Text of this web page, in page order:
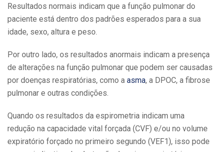
Resultados normais indicam que a função pulmonar do
paciente está dentro dos padrões esperados para a sua
idade, sexo, altura e peso.
Por outro lado, os resultados anormais indicam a presença
de alterações na função pulmonar que podem ser causadas
por doenças respiratórias, como a asma, a DPOC, a fibrose
pulmonar e outras condições.
Quando os resultados da espirometria indicam uma
redução na capacidade vital forçada (CVF) e/ou no volume
expiratório forçado no primeiro segundo (VEF1), isso pode